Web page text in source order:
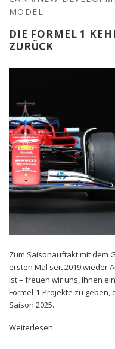
MODEL
DIE FORMEL 1
ZURÜCK
Zum Saisonauftakt mit dem
ersten Mal seit 2019 wieder
ist – freuen wir uns, Ihnen
Formel-1-Projekte zu
Saison 2025.
Weiterlesen